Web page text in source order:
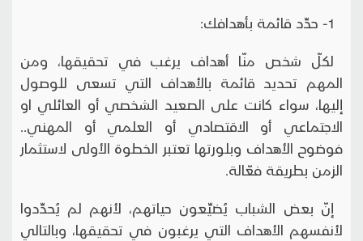
1- حدِّد قائمة بأهدافك:
لكلّ شخص منّا أهداف يرغب في تحقيقها، ومن
المهم تحديد قائمة بالأهداف التي تسعى للوصول
إليها، سواء كانت على الصعيد الشخصي أو العائلي او
الاجتماعي أو الاقتصادي أو العلمي أو المهني..
فوضوح الأهداف وبلورتها تعتبر الخطوة الأولى لاستثمار
الزمن بطريقة فعّالة.
إنّ بعض الشباب يُضيِّعون حياتهم، لأنهم لم يُحدِّدوا
لأنفسهم الأهداف التي يرغبون في تحقيقها، وبالتالي